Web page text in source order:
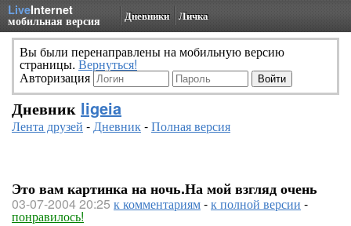
LiveInternet
мобильная версия Дневники Личка
Вы были перенаправлены на мобильную версию
страницы. Вернуться!
Авторизация
Дневник ligeia
Лента друзей -Дневник-Полная версия
Это вам картинка на ночь.На мой взгляд очень
03-07-2004 20:25 к комментариям-к полной версии -
понравилось!